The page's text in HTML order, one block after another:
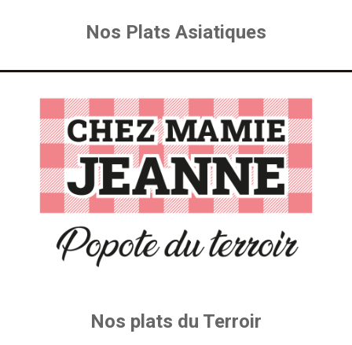
Nos Plats Asiatiques
Nos plats du Terroir